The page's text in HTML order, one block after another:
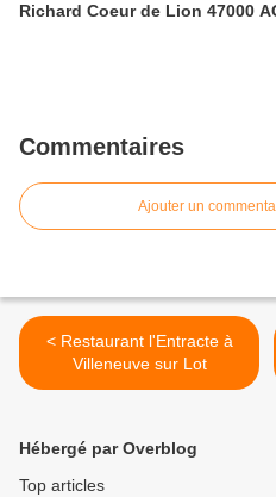
Richard Coeur de Lion 47000
Commentaires
Ajouter un
< Restaurant l'Entracte à
Villeneuve sur Lot
Hébergé par Overblog
Top articles